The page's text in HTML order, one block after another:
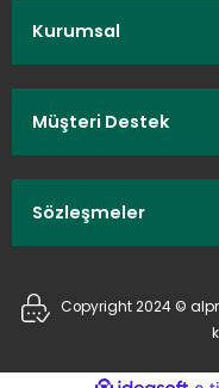
Kurumsal
Müşteri Destek
Sözleşmeler
Copyright 2024 ©